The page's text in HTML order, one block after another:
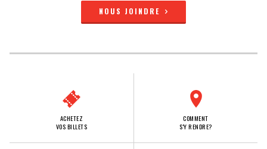
NOUS JOINDRE
ACHETEZ
VOS BILLETS
COMMENT
S'Y RENDRE?